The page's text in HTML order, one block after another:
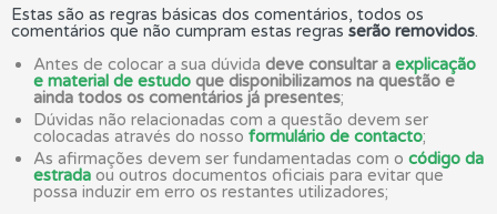
Estas são as regras básicas dos comentários, todos os
comentários que não cumpram estas regras serão removidos.
Antes de colocar a sua dúvida deve consultar a explicação
e material de estudo que disponibilizamos na questão e
ainda todos os comentários já presentes;
Dúvidas não relacionadas com a questão devem ser
colocadas através do nosso formulário de contacto;
As afirmações devem ser fundamentadas com o código da
estrada ou outros documentos oficiais para evitar que
possa induzir em erro os restantes utilizadores;